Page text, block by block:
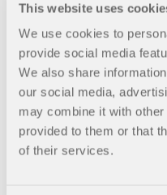
This website uses
We use cookies to
provide social media
We also share
our social media,
may combine it with
provided to them or that
of their services.
NU-TECH. CONTRACT
Calgary
Alberta, Canada
RFEM 6 RFEM 5